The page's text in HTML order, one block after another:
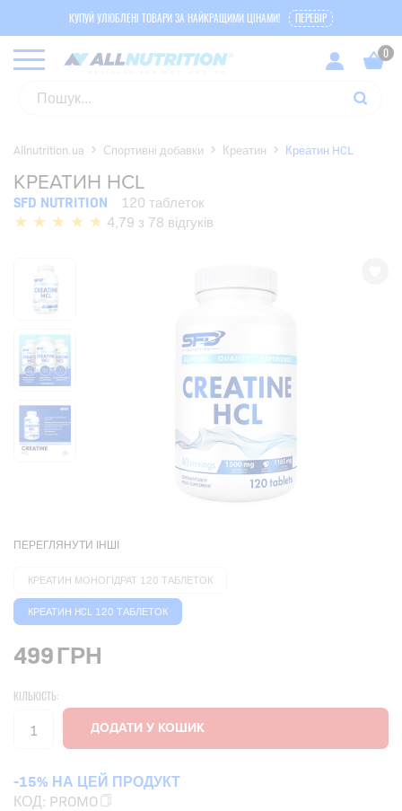
КУПУЙ УЛЮБЛЕНІ ТОВАРИ ЗА НАЙКРАЩИМИ ЦІНАМИ! ПЕРЕВІР
Allnutrition.ua Спортивні добавки Креатин Креатин HCL
КРЕАТИН HCL
SFD NUTRITION
120 таблеток
4,79 з 78 відгуків
ПЕРЕГЛЯНУТИ ІНШІ
КРЕАТИН МОНОГІДРАТ 120 ТАБЛЕТОК
КРЕАТИН HCL 120 ТАБЛЕТОК
499ГРН
КІЛЬКІСТЬ:
-15% НА ЦЕЙ ПРОДУКТ
КОД: PROMO